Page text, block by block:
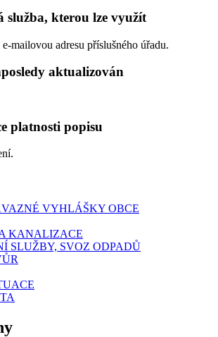
služba, kterou lze využít
e-mailovou adresu příslušného úřadu.
aktualizován
platnosti popisu
VYHLÁŠKY OBCE
KANALIZACE
SLUŽBY, SVOZ ODPADŮ